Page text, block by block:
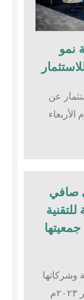
نمو
عن
نمو 2024” يوم الأربعاء
١٤٦٪؜ في صافي
٢٠٢٢ في جمعيتها
وشركاتها
التابعة يوم الأربعاء ١٣سبتمبر ٢٠٢٣م